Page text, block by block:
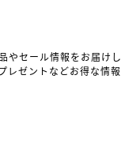
やセール情報をお届けし
レゼントなどお得な情報